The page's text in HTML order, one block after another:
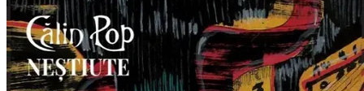
Pagina externă
Pagina externă
Pagina externă
Pagina externă